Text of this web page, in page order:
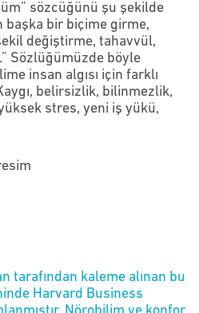
sözcüğünü şu şekilde
başka bir biçime girme,
değiştirme, tahavvül,
Sözlüğümüzde böyle
insan algısı için farklı
belirsizlik, bilinmezlik,
stres, yeni iş yükü,
tarafından kaleme alınan bu
Harvard Business